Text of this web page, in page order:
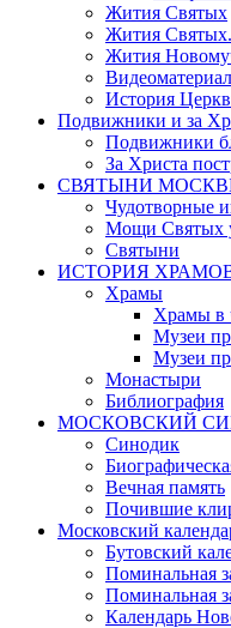
Жития Святых
Жития
Жития
История
Подвижники и за
Подвижники
За Христа
СВЯТЫНИ
Чудотворные
Мощи Святых
Святыни
ИСТОРИЯ
Храмы
Храмы в
Музеи
Музеи
Монастыри
Библиография
МОСКОВСКИЙ
Синодик
Вечная память
Почившие
Московский
Бутовский
Поминальная
Поминальная
Календарь